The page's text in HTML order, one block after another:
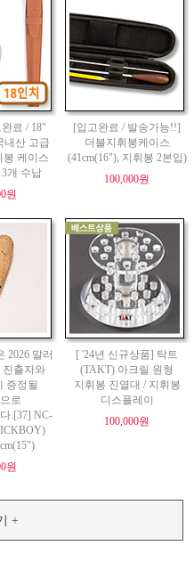
료 / 18"
내산 고급
봉 케이스
개 수납
원
[입고완료 / 발송가능!!]
더블지휘봉케이스
(41cm(16"), 지휘봉 2본입)
100,000원
2026 말러
진출자와
증정될
로
.[37] NC-
원
[ '24년 신규상품] 탁트
(TAKT) 아크릴 원형
지휘봉 진열대 / 지휘봉
디스플레이
100,000원
+